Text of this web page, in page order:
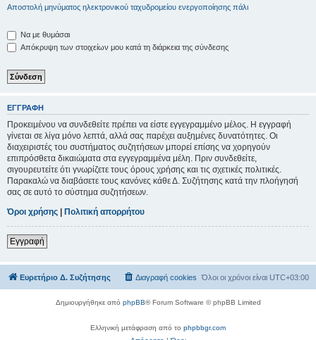
Αποστολή μηνύματος ηλεκτρονικού ταχυδρομείου ενεργοποίησης πάλι
Να με θυμάσαι
Απόκρυψη των στοιχείων μου κατά τη διάρκεια της σύνδεσης
ΕΓΓΡΑΦΉ
Προκειμένου να συνδεθείτε πρέπει να είστε εγγεγραμμένο μέλος. Η εγγραφή
γίνεται σε λίγα μόνο λεπτά, αλλά σας παρέχει αυξημένες δυνατότητες. Οι
διαχειριστές του συστήματος συζητήσεων μπορεί επίσης να χορηγούν
επιπρόσθετα δικαιώματα στα εγγεγραμμένα μέλη. Πριν συνδεθείτε,
σιγουρευτείτε ότι γνωρίζετε τους όρους χρήσης και τις σχετικές πολιτικές.
Παρακαλώ να διαβάσετε τους κανόνες κάθε Δ. Συζήτησης κατά την πλοήγησή
σας σε αυτό το σύστημα συζητήσεων.
Όροι χρήσης | Πολιτική απορρήτου
Εγγραφή
Ευρετήριο Δ. Συζήτησης Όλοι οι χρόνοι είναι UTC+03:00
Διαγραφή cookies
Δημιουργήθηκε από phpBB® Forum Software © phpBB Limited
Ελληνική μετάφραση από το phpbbgr.com